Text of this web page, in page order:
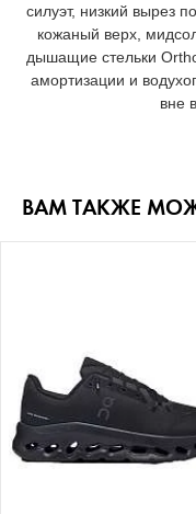
силуэт, низкий вырез
кожаный верх,
дышащие стельки
амортизации и
вне
ВАМ ТАКЖЕ